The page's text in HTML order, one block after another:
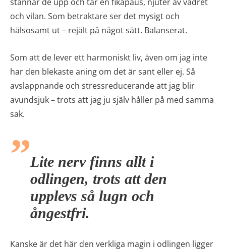
stannar de upp och tar en fikapaus, njuter av vädret
och vilan. Som betraktare ser det mysigt och
hälsosamt ut – rejält på något sätt. Balanserat.
Som att de lever ett harmoniskt liv, även om jag inte
har den blekaste aning om det är sant eller ej. Så
avslappnande och stressreducerande att jag blir
avundsjuk – trots att jag ju själv håller på med samma
sak.
Lite nerv finns allt i
odlingen, trots att den
upplevs så lugn och
ångestfri.
Kanske är det här den verkliga magin i odlingen ligger